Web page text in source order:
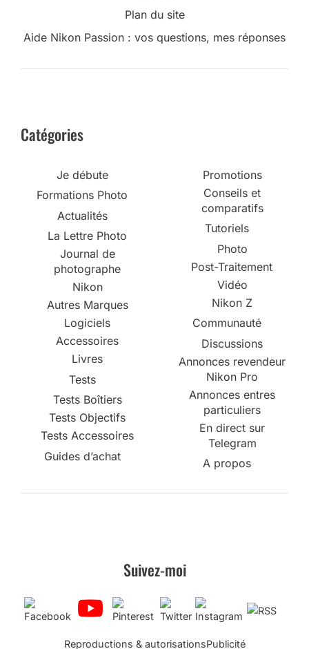
Plan du site
Aide Nikon Passion : vos questions, mes réponses
Catégories
Je débute
Formations Photo
Actualités
La Lettre Photo
Journal de
photographe
Nikon
Autres Marques
Logiciels
Accessoires
Livres
Tests
Tests Boîtiers
Tests Objectifs
Tests Accessoires
Guides d’achat
Promotions
Conseils et
comparatifs
Tutoriels
Photo
Post-Traitement
Vidéo
Nikon Z
Communauté
Discussions
Annonces revendeur
Nikon Pro
Annonces entres
particuliers
En direct sur
Telegram
A propos
Suivez-moi
Reproductions & autorisationsPublicité